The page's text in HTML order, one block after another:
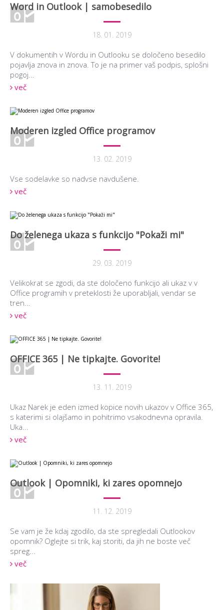
Word in Outlook | samobesedilo
18. 01. 2019
V dokumentih v Wordu in Outlooku se določeno besedilo
pojavlja znova in znova. To je na primer vaš podpis, splošni
pogoj...
več
Moderen izgled Office programov
13. 02. 2019
Vse sodelavke so nadvse navdušene.
več
Do želenega ukaza s funkcijo "Pokaži mi"
29. 03. 2019
Velikokrat se zgodi, da ste določeno funkcijo ali ukaz v v
Office programih v preteklosti že uporabljali, vendar se
tren...
več
OFFICE 365 | Ne tipkajte. Govorite!
13. 11. 2019
Ukaz Narek je eden izmed kopice novih ukazov v Office 365,
s katerimi si olajšamo in pohitrimo vsakodnevna opravila.
Uka...
več
Outlook | Opomniki, ki zares opomnejo
11. 12. 2019
Se vam je že kdaj zgodilo, da ste spregledali Outlookov
opomnik? Oglejte si trik, kaj storiti, da jih ne boste več
spreg...
več